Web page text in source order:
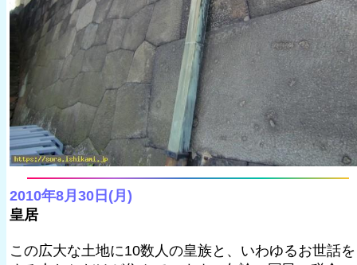
2010年8月30日(月)
皇居
この広大な土地に10数人の皇族と、いわゆるお世話を